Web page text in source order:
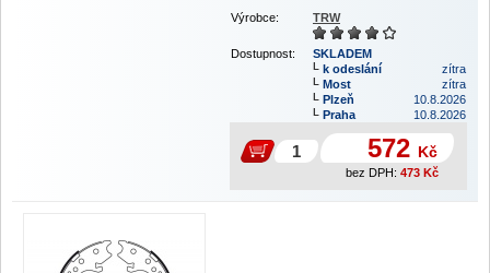
Výrobce:
TRW
Dostupnost:
SKLADEM
k odeslání
zítra
Most
zítra
Plzeň
10.8.2026
Praha
10.8.2026
572 Kč
bez DPH: 473 Kč